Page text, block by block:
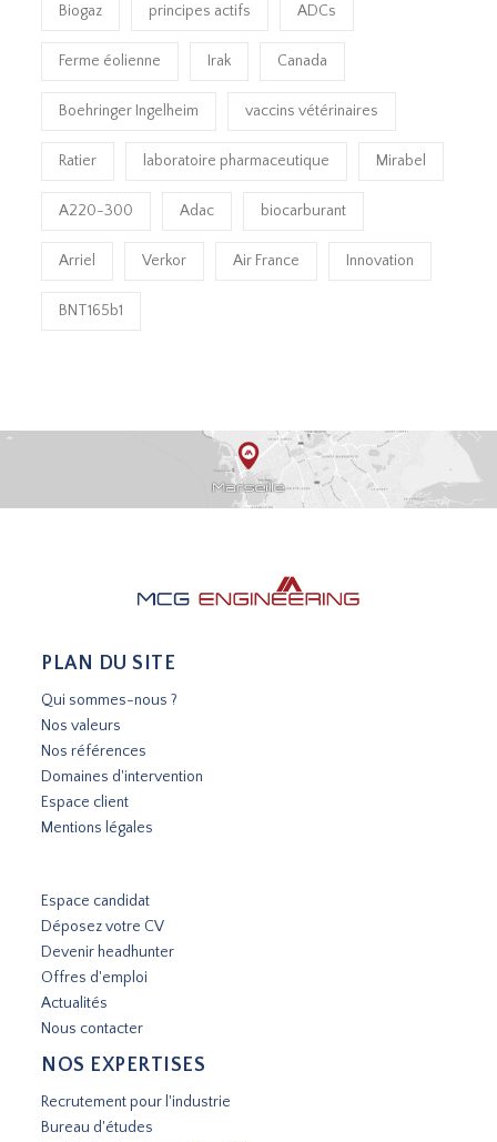
Biogaz principes actifs ADCs
Ferme éolienne Irak Canada
Boehringer Ingelheim vaccins vétérinaires
Ratier laboratoire pharmaceutique Mirabel
A220-300 Adac biocarburant
Arriel Verkor Air France Innovation
BNT165b1
PLAN DU SITE
Qui sommes-nous ?
Nos valeurs
Nos références
Domaines d'intervention
Espace client
Mentions légales
Espace candidat
Déposez votre CV
Devenir headhunter
Offres d'emploi
Actualités
Nous contacter
NOS EXPERTISES
Recrutement pour l'industrie
Bureau d'études